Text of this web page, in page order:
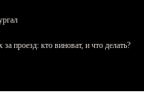
проезд: кто виноват, и что делать?